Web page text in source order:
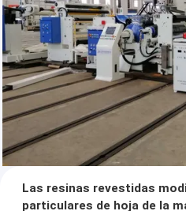
Las resinas revestidas
particulares de hoja de la